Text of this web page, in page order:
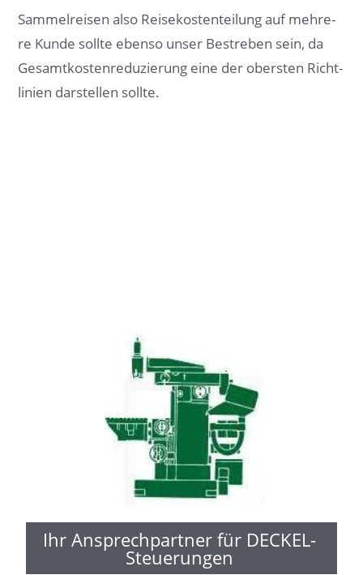
Sam­mel­rei­sen al­so Rei­se­kos­ten­tei­lung auf meh­re­
re Kun­de ­soll­te eben­so un­ser Be­stre­ben sein, da
Ge­samt­kos­ten­re­du­zie­run­g ei­ne der obers­ten Richt­
li­ni­en dar­stel­len soll­te.
Ihr Ansprechpartner für DECKEL-
Steuerungen